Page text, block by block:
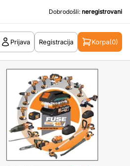
Dobrodošli: neregistrovani
Prijava Registracija Korpa(0)